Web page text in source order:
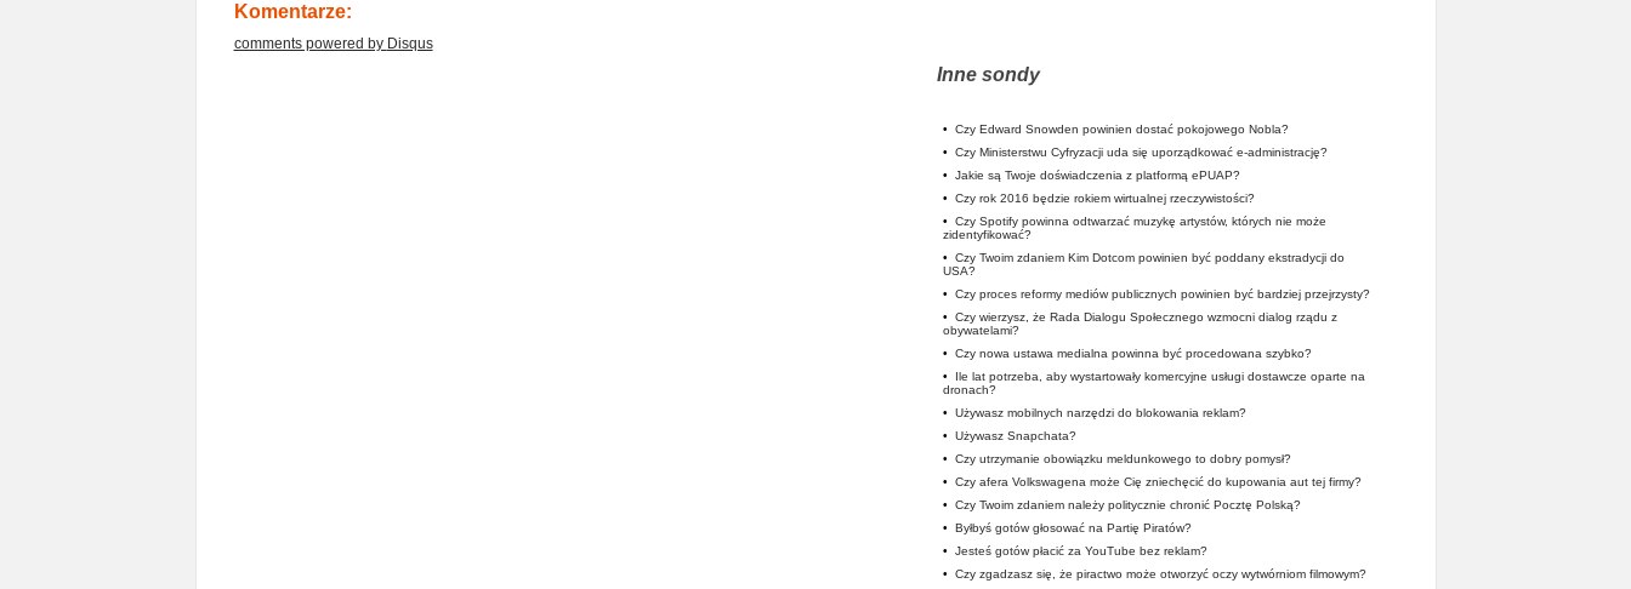
Komentarze:
comments powered by Disqus
Inne sondy
• Czy Edward Snowden powinien dostać pokojowego Nobla?
• Czy Ministerstwu Cyfryzacji uda się uporządkować e-administrację?
• Jakie są Twoje doświadczenia z platformą ePUAP?
• Czy rok 2016 będzie rokiem wirtualnej rzeczywistości?
• Czy Spotify powinna odtwarzać muzykę artystów, których nie może
zidentyfikować?
• Czy Twoim zdaniem Kim Dotcom powinien być poddany ekstradycji do
USA?
• Czy proces reformy mediów publicznych powinien być bardziej przejrzysty?
• Czy wierzysz, że Rada Dialogu Społecznego wzmocni dialog rządu z
obywatelami?
• Czy nowa ustawa medialna powinna być procedowana szybko?
•
Ile lat potrzeba, aby wystartowały komercyjne usługi dostawcze oparte na
dronach?
• Używasz mobilnych narzędzi do blokowania reklam?
• Używasz Snapchata?
• Czy utrzymanie obowiązku meldunkowego to dobry pomysł?
• Czy afera Volkswagena może Cię zniechęcić do kupowania aut tej firmy?
• Czy Twoim zdaniem należy politycznie chronić Pocztę Polską?
• Byłbyś gotów głosować na Partię Piratów?
• Jesteś gotów płacić za YouTube bez reklam?
• Czy zgadzasz się, że piractwo może otworzyć oczy wytwórniom filmowym?